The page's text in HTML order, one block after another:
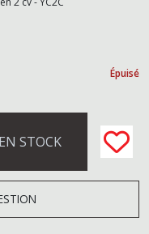
Épuisé
STOCK